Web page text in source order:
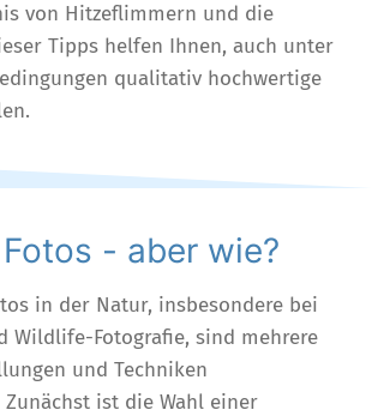
von Hitzeflimmern und die
Tipps helfen Ihnen, auch unter
qualitativ hochwertige
- aber wie?
in der Natur, insbesondere bei
Wildlife-Fotografie, sind mehrere
und Techniken
ist die Wahl einer